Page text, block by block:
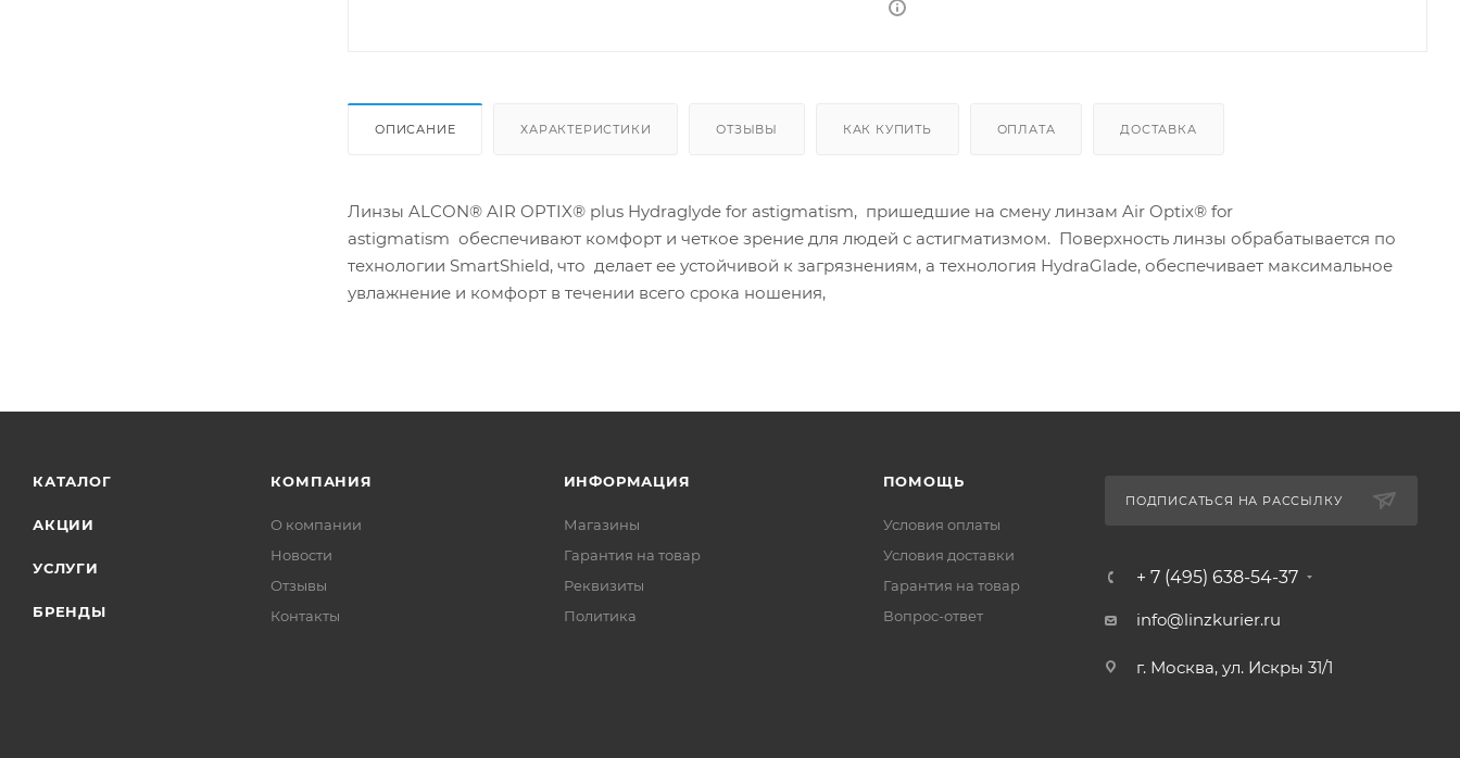
ОПИСАНИЕ ХАРАКТЕРИСТИКИ ОТЗЫВЫ КАК КУПИТЬ ОПЛАТА ДОСТАВКА
Линзы ALCON® AIR OPTIX® plus Hydraglyde for astigmatism, пришедшие на смену линзам Air Optix® for
astigmatism обеспечивают комфорт и четкое зрение для людей с астигматизмом. Поверхность линзы обрабатывается по
технологии SmartShield, что делает ее устойчивой к загрязнениям, а технология HydraGlade, обеспечивает максимальное
увлажнение и комфорт в течении всего срока ношения,
КАТАЛОГ
АКЦИИ
УСЛУГИ
БРЕНДЫ
КОМПАНИЯ
О компании
Новости
Отзывы
Контакты
ИНФОРМАЦИЯ
Магазины
Гарантия на товар
Реквизиты
Политика
ПОМОЩЬ
Условия оплаты
Условия доставки
Гарантия на товар
Вопрос-ответ
ПОДПИСАТЬСЯ НА РАССЫЛКУ
+ 7 (495) 638-54-37
info@linzkurier.ru
г. Москва, ул. Искры 31/1